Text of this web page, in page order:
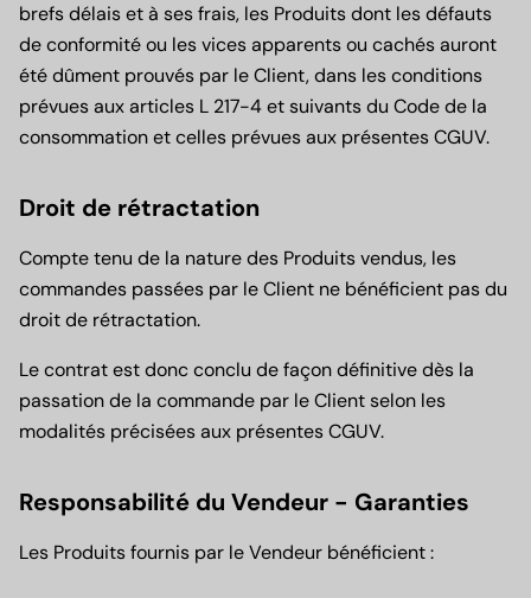
brefs délais et à ses frais, les Produits dont les défauts
de conformité ou les vices apparents ou cachés auront
été dûment prouvés par le Client, dans les conditions
prévues aux articles L 217-4 et suivants du Code de la
consommation et celles prévues aux présentes CGUV.
Droit de rétractation
Compte tenu de la nature des Produits vendus, les
commandes passées par le Client ne bénéficient pas du
droit de rétractation.
Le contrat est donc conclu de façon définitive dès la
passation de la commande par le Client selon les
modalités précisées aux présentes CGUV.
Responsabilité du Vendeur - Garanties
Les Produits fournis par le Vendeur bénéficient :